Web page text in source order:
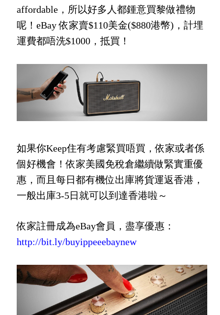
affordable，所以好多人都鍾意買黎做禮物
呢！eBay 依家賣$110美金($880港幣)，計埋
運費都唔洗$1000，抵買！
如果你Keep住有考慮緊買唔買，依家或者係
個好機會！依家美國免稅倉繼續做緊實重優
惠，而且每日都有機位出庫將貨運返香港，
一般出庫3-5日就可以到達香港啦～
依家註冊成為eBay會員，盡享優惠：
http://bit.ly/buyippeeebaynew